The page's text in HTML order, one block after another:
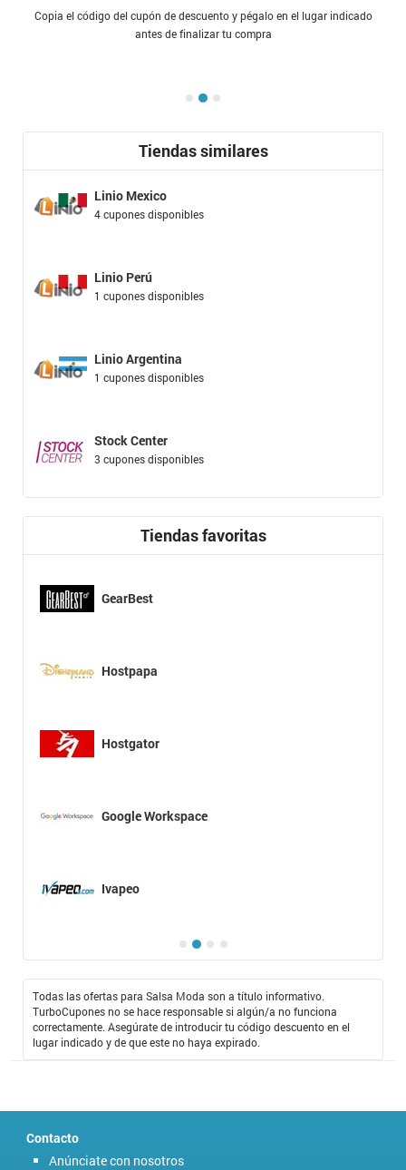
Copia el código del cupón de descuento y pégalo en el lugar indicado
antes de finalizar tu compra
Tiendas similares
Linio Mexico
4 cupones disponibles
Linio Perú
1 cupones disponibles
Linio Argentina
1 cupones disponibles
Stock Center
3 cupones disponibles
Tiendas favoritas
GearBest
Hostpapa
Hostgator
Google Workspace
Ivapeo
Todas las ofertas para Salsa Moda son a título informativo.
TurboCupones no se hace responsable si algún/a no funciona
correctamente. Asegúrate de introducir tu código descuento en el
lugar indicado y de que este no haya expirado.
Contacto
Anúnciate con nosotros